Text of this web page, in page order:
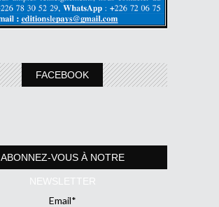
FACEBOOK
ABONNEZ-VOUS À NOTRE
NEWSLETTER
Email*